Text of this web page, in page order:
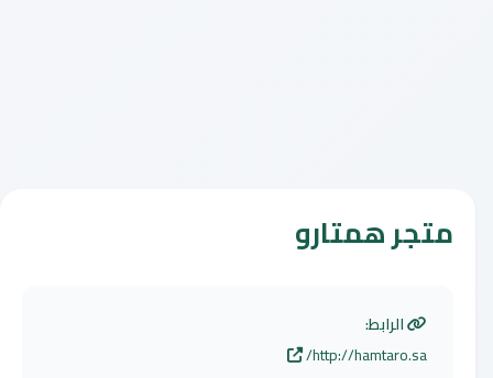
متجر همتارو
الرابط:
http://hamtaro.sa/